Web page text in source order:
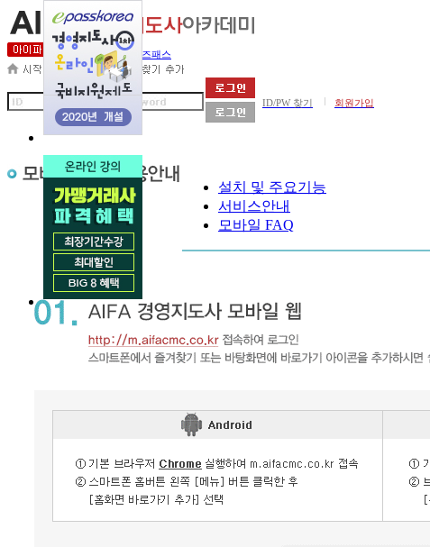
세무사아카데미 | 비즈패스
ID/PW 찾기 회원가입
설치 및 주요기능
서비스안내
모바일 FAQ